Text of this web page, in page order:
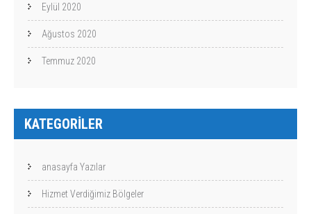
Eylül 2020
Ağustos 2020
Temmuz 2020
KATEGORILER
anasayfa Yazılar
Hizmet Verdiğimiz Bölgeler